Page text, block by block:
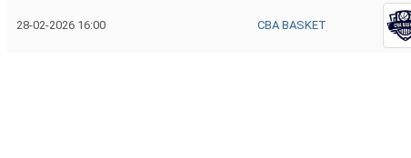
28-02-2026 16:00 CBA BASKET